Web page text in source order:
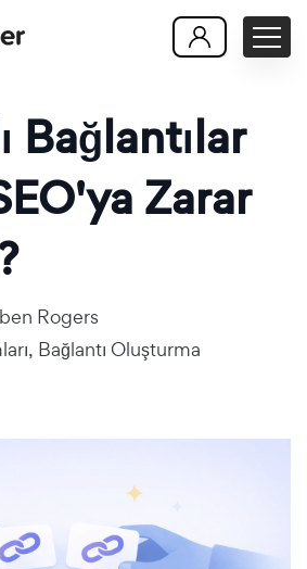
Bağlantılar
Zarar
Rogers
, Bağlantı Oluşturma